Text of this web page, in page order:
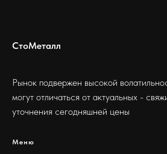
СтоМеталл
Рынок подвержен высокой
могут отличаться от актуальных -
уточнения сегодняшней цены
Меню